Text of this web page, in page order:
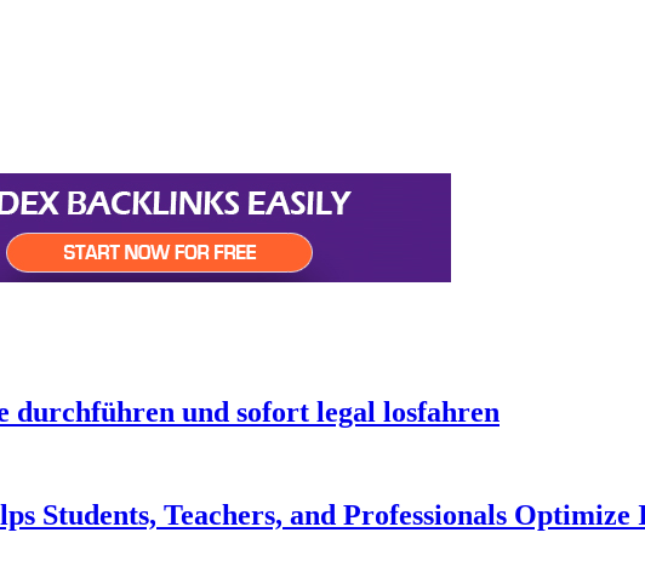
durchführen und sofort legal losfahren
Students, Teachers, and Professionals Optimize